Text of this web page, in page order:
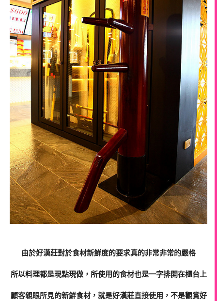
由於好漢莊對於食材新鮮度的要求真的非常非常的嚴格
所以料理都是現點現做，所使用的食材也是一字排開在櫃台上
顧客親眼所見的新鮮食材，就是好漢莊直接使用，不是觀賞好